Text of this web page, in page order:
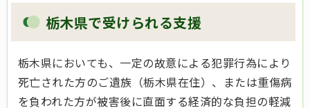
栃木県で受けられる支援
栃木県においても、一定の故意による犯罪行為により
死亡された方のご遺族（栃木県在住）、または重傷病
を負われた方が被害後に直面する経済的な負担の軽減